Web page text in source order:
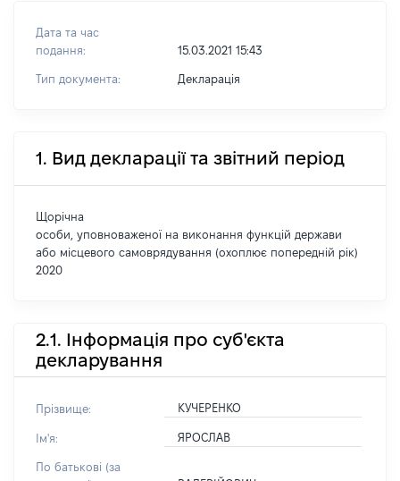
Дата та час
подання:
15.03.2021 15:43
Тип документа: Декларація
1. Вид декларації та звітний період
Щорічна
особи, уповноваженої на виконання функцій держави
або місцевого самоврядування (охоплює попередній рік)
2020
2.1. Інформація про суб'єкта
декларування
Прізвище: КУЧЕРЕНКО
Ім'я: ЯРОСЛАВ
По батькові (за